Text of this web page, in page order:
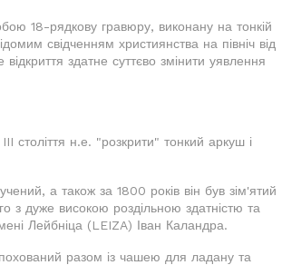
18-рядкову гравюру, виконану на тонкій
свідченням християнства на північ від
здатне суттєво змінити уявлення
н.е. "розкрити" тонкий аркуш і
а також за 1800 років він був зім'ятий
з дуже високою роздільною здатністю та
Лейбніца (LEIZA) Іван Каландра.
разом із чашею для ладану та